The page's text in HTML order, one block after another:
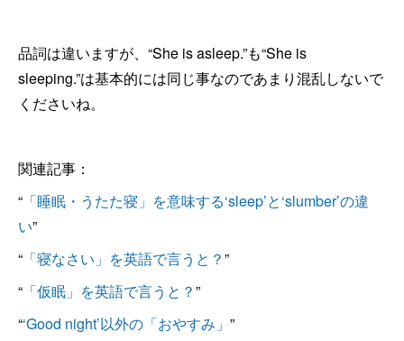
品詞は違いますが、“She is asleep.”も“She is
sleeping.”は基本的には同じ事なのであまり混乱しないで
くださいね。
関連記事：
“ 「睡眠・うたた寝」を意味する‘sleep’と‘slumber’の違
い”
“ 「寝なさい」を英語で言うと？”
“ 「仮眠」を英語で言うと？”
“‘Good night’以外の「おやすみ」 ”